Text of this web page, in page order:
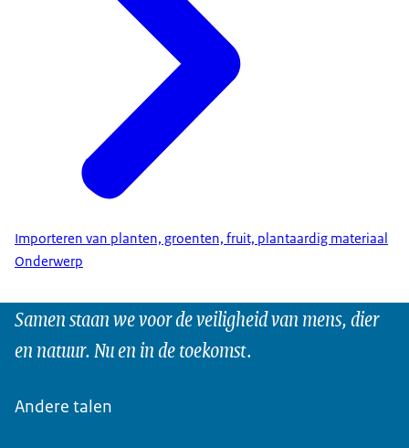
Importeren van planten, groenten, fruit, plantaardig materiaal
Onderwerp
Samen staan we voor de veiligheid van mens, dier
en natuur. Nu en in de toekomst.
Andere talen